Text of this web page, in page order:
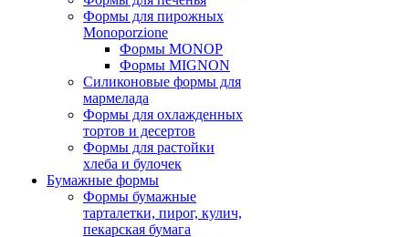
Формы для пирожных
Monoporzione
Формы MONOP
Формы MIGNON
Силиконовые формы для
мармелада
Формы для oхлажденных
тортов и десертов
Формы для растойки
хлеба и булочек
Бумажные формы
Формы бумажные
тарталетки, пирог, кулич,
пекарская бумага